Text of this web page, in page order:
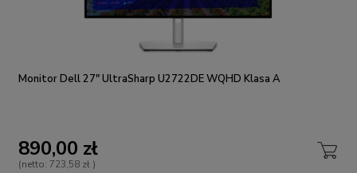
Monitor Dell 27" UltraSharp U2722DE WQHD Klasa A
890,00 zł
(netto: 723,58 zł )